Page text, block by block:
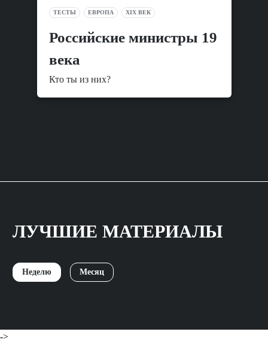
ТЕСТЫ ЕВРОПА XIX ВЕК
Российские министры 19
века
Кто ты из них?
ЛУЧШИЕ МАТЕРИАЛЫ
Неделю Месяц
->